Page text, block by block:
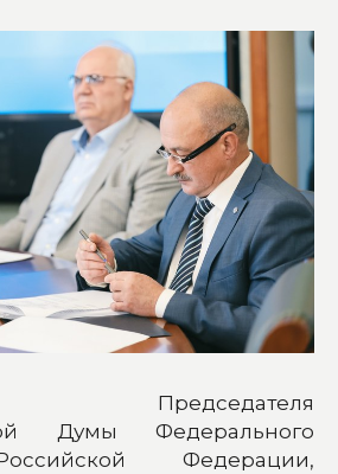
Председателя
Думы Федерального
Федерации,